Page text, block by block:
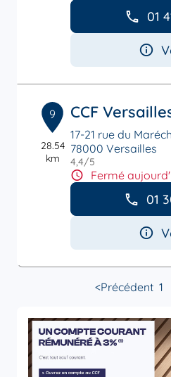
01
9
28.54
km
CCF
17-21 rue du
78000 Versailles
4,4/5
Fermé
01
Précédent 1